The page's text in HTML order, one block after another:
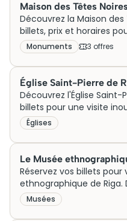
Maison des Têtes
Découvrez la Maison des
billets, prix et horaires
Réservez votre visite dès
Monuments 3 offres
Église Saint-Pierre de
Découvrez l'Église Saint-
billets pour une visite
horaires inclus. Visiter
Églises
Le Musée
Réservez vos billets pour
ethnographique de Riga.
pour une visite
Musées